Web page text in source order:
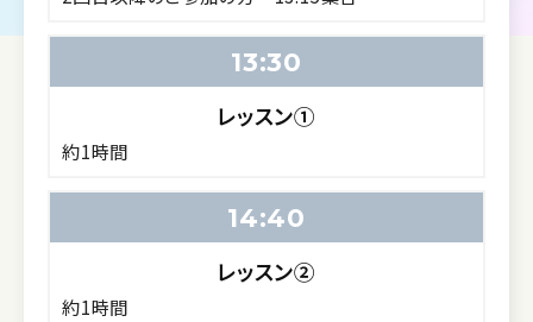
13:30
レッスン①
約1時間
14:40
レッスン②
約1時間